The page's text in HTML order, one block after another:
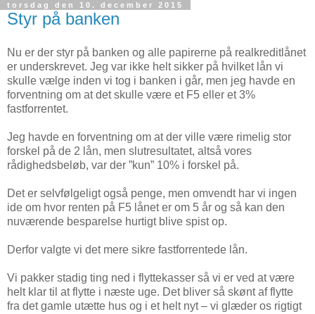
torsdag den 10. december 2015
Styr på banken
Nu er der styr på banken og alle papirerne på realkreditlånet
er underskrevet. Jeg var ikke helt sikker på hvilket lån vi
skulle vælge inden vi tog i banken i går, men jeg havde en
forventning om at det skulle være et F5 eller et 3%
fastforrentet.
Jeg havde en forventning om at der ville være rimelig stor
forskel på de 2 lån, men slutresultatet, altså vores
rådighedsbeløb, var der ”kun” 10% i forskel på.
Det er selvfølgeligt også penge, men omvendt har vi ingen
ide om hvor renten på F5 lånet er om 5 år og så kan den
nuværende besparelse hurtigt blive spist op.
Derfor valgte vi det mere sikre fastforrentede lån.
Vi pakker stadig ting ned i flyttekasser så vi er ved at være
helt klar til at flytte i næste uge. Det bliver så skønt af flytte
fra det gamle utætte hus og i et helt nyt – vi glæder os rigtigt